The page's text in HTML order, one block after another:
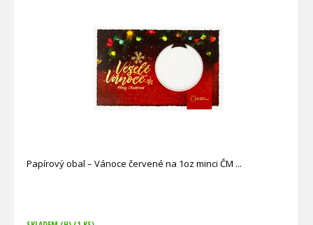
Papírový obal – Vánoce červené na 1oz minci ČM